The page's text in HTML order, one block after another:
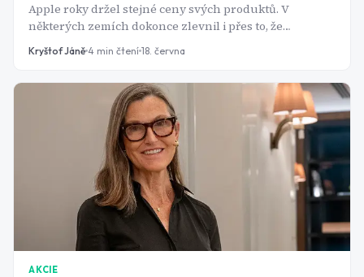
Apple roky držel stejné ceny svých produktů. V
některých zemích dokonce zlevnil i přes to, že
konkurence zdražovala. Teď to vzdává. Ani výrobce
iPhonů nedokáže vstřebat obří nárůst cen pamětí. O
Kryštof Jáně 4 min čtení 18. června
AKCIE